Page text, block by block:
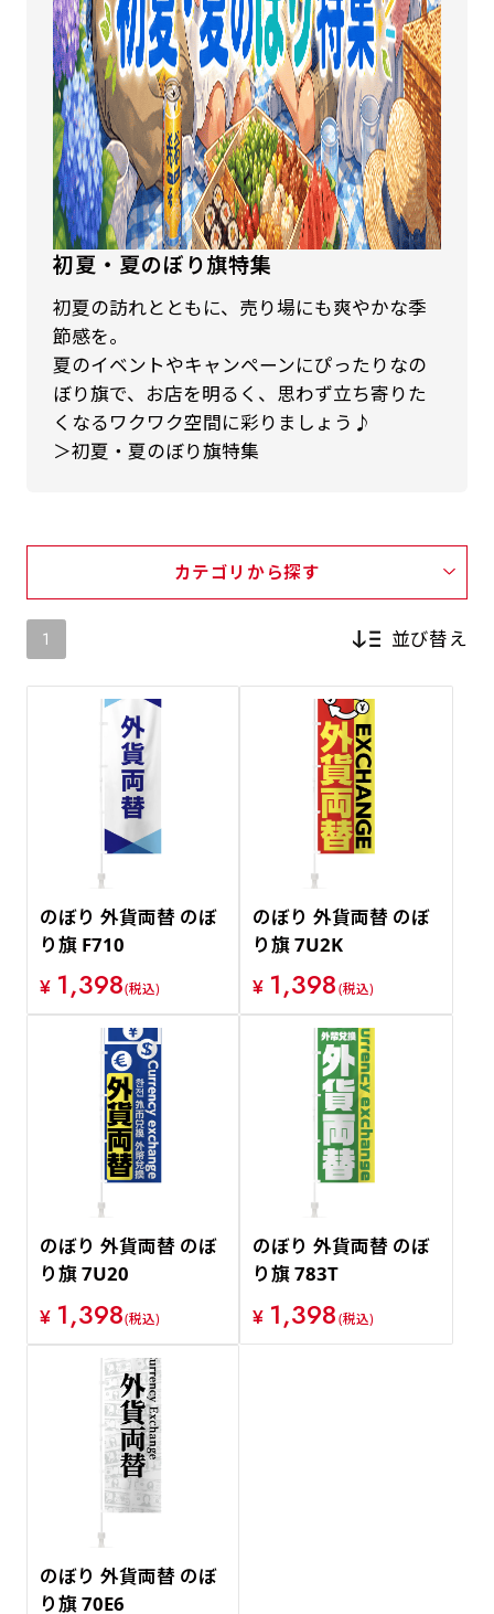
初夏・夏のぼり旗特集
初夏の訪れとともに、売り場にも爽やかな季
節感を。
夏のイベントやキャンペーンにぴったりなの
ぼり旗で、お店を明るく、思わず立ち寄りた
くなるワクワク空間に彩りましょう♪
＞初夏・夏のぼり旗特集
カテゴリから探す
1 並び替え
新着順
価格が安い順
価格が高い順
のぼり 外貨両替 のぼ
り旗 F710
¥ 1,398(税込)
のぼり 外貨両替 のぼ
り旗 7U2K
¥ 1,398(税込)
のぼり 外貨両替 のぼ
り旗 7U20
¥ 1,398(税込)
のぼり 外貨両替 のぼ
り旗 783T
¥ 1,398(税込)
のぼり 外貨両替 のぼ
り旗 70E6